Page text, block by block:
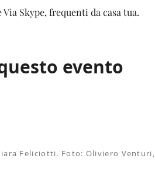
Skype, frequenti da casa tua.
evento
Feliciotti. Foto: Oliviero